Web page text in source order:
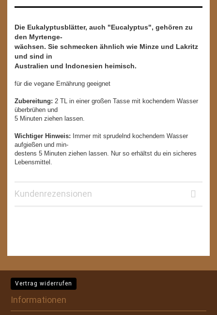
Die Eukalyptusblätter, auch "Eucalyptus", gehören zu
den Myrtenge-
wächsen. Sie schmecken ähnlich wie Minze und Lakritz
und sind in
Australien und Indonesien heimisch.
für die vegane Ernährung geeignet
Zubereitung: 2 TL in einer großen Tasse mit kochendem Wasser
überbrühen und
5 Minuten ziehen lassen.
Wichtiger Hinweis: Immer mit sprudelnd kochendem Wasser
aufgießen und min-
destens 5 Minuten ziehen lassen. Nur so erhältst du ein sicheres
Lebensmittel.
Kundenrezensionen
Vertrag widerrufen
Informationen